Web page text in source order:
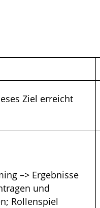
Ziel erreicht
–> Ergebnisse
und
Rollenspiel